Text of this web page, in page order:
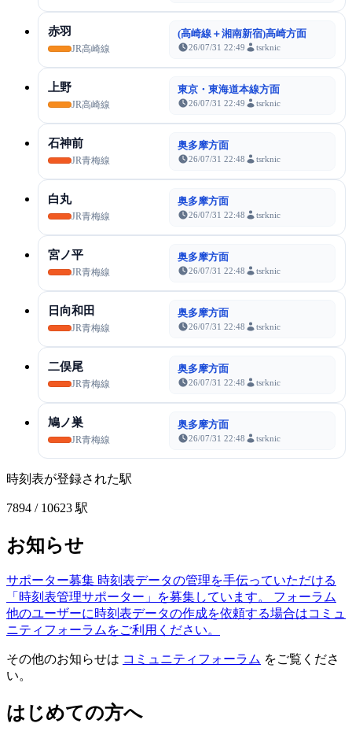
赤羽
JR高崎線
(高崎線＋湘南新宿)高崎方面
26/07/31 22:49 tsrknic
上野
JR高崎線
東京・東海道本線方面
26/07/31 22:49 tsrknic
石神前
JR青梅線
奥多摩方面
26/07/31 22:48 tsrknic
白丸
JR青梅線
奥多摩方面
26/07/31 22:48 tsrknic
宮ノ平
JR青梅線
奥多摩方面
26/07/31 22:48 tsrknic
日向和田
JR青梅線
奥多摩方面
26/07/31 22:48 tsrknic
二俣尾
JR青梅線
奥多摩方面
26/07/31 22:48 tsrknic
鳩ノ巣
JR青梅線
奥多摩方面
26/07/31 22:48 tsrknic
時刻表が登録された駅
7894 / 10623 駅
お知らせ
サポーター募集 時刻表データの管理を手伝っていただける
「時刻表管理サポーター」を募集しています。
フォーラム
他のユーザーに時刻表データの作成を依頼する場合はコミュ
ニティフォーラムをご利用ください。
その他のお知らせは コミュニティフォーラム をご覧くださ
い。
はじめての方へ